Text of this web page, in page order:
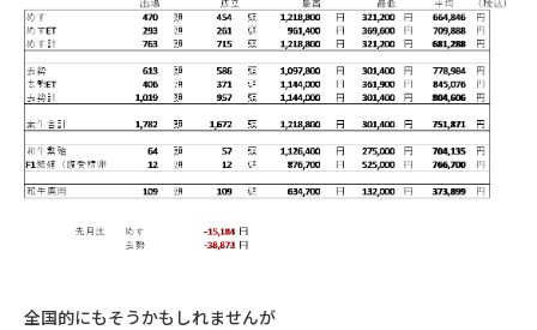
全国的にもそうかもしれませんが